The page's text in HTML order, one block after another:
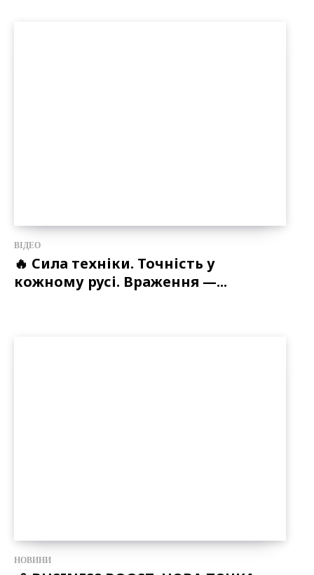
ВІДЕО
🔥 Сила техніки. Точність у
кожному русі. Враження —...
НОВИНИ